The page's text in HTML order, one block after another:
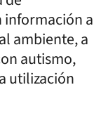
información a
ambiente, a
autismo,
utilización